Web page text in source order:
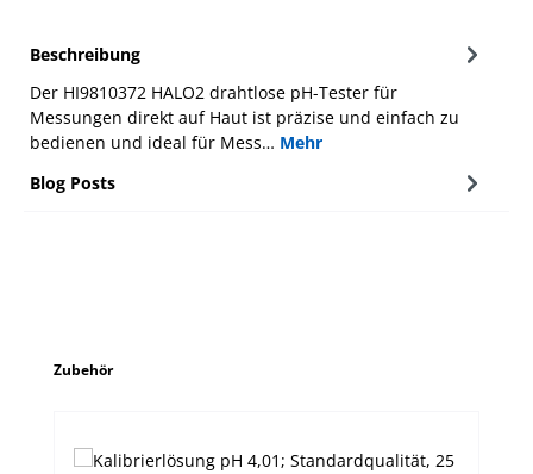
Beschreibung
Der HI9810372 HALO2 drahtlose pH-Tester für
Messungen direkt auf Haut ist präzise und einfach zu
bedienen und ideal für Mess… Mehr
Blog Posts
Produktgalerie überspringen
Zubehör